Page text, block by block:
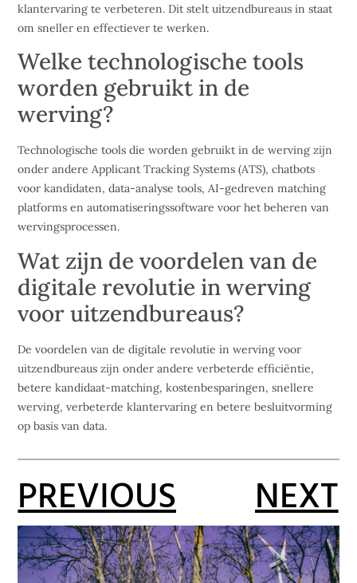
klantervaring te verbeteren. Dit stelt uitzendbureaus in staat
om sneller en effectiever te werken.
Welke technologische tools
worden gebruikt in de
werving?
Technologische tools die worden gebruikt in de werving zijn
onder andere Applicant Tracking Systems (ATS), chatbots
voor kandidaten, data-analyse tools, AI-gedreven matching
platforms en automatiseringssoftware voor het beheren van
wervingsprocessen.
Wat zijn de voordelen van de
digitale revolutie in werving
voor uitzendbureaus?
De voordelen van de digitale revolutie in werving voor
uitzendbureaus zijn onder andere verbeterde efficiëntie,
betere kandidaat-matching, kostenbesparingen, snellere
werving, verbeterde klantervaring en betere besluitvorming
op basis van data.
PREVIOUS NEXT